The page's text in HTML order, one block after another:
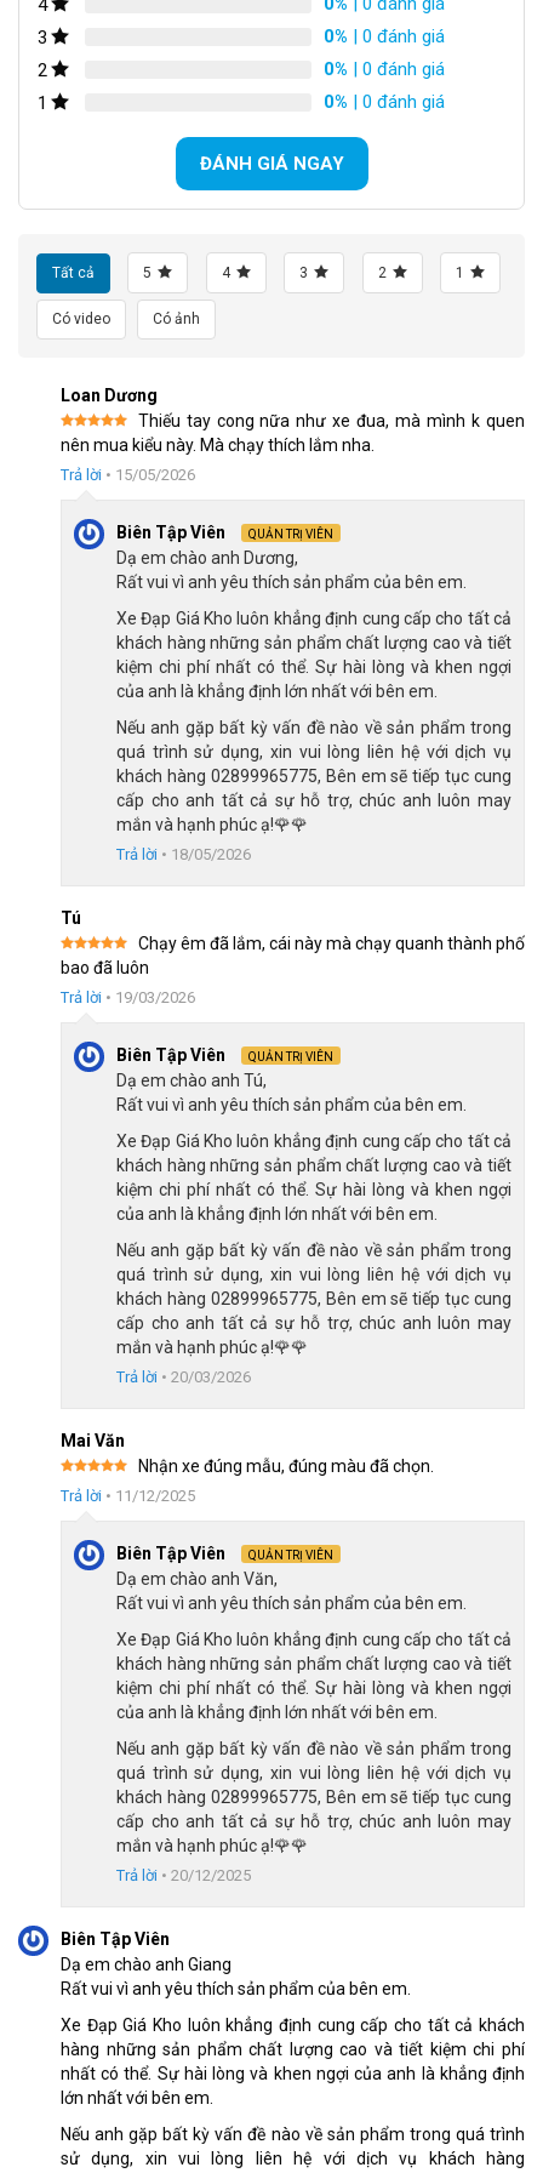
Xe sử dụng bánh 700C, kích thước tiêu chuẩn của dòng xe
touring, cho khả năng lăn tốt, giữ tốc độ ổn định và vượt đường
mang đến trải nghiệm đạp xe mượt mà, tiết kiệm sức và dễ
điều khiển kể cả người mới.
Lốp xe Compass 700x28c giữ tốc độ ổn định
Khung xe chịu lực tốt, bền bỉ theo thời gian
Xe đạp Touring Califa CT300 sử dụng loại khung hợp kim nhôm
có ưu điểm: nhẹ, cứng, chống gỉ sét và chịu lực tốt. Trên bề mặt
khung sườn còn được phủ lớp sơn tĩnh điện, giúp bảo vệ màu
xe khỏi bong tróc, trầy xước. Điều này tăng tuổi thọ của xe sau
thời gian sử dụng, duy trì hiệu suất ổn định trong nhiều năm,
nhất khi đạp xe đường dài hoặc sử dụng hằng ngày.
Xem thêm: Các mẫuxe đạp địa hình
vận hành ổn định
Bộ truyền động đa cấp độ, êm và chính xác
Califa CT300 trang bị bộ truyền động cao cấp L-Twoo
với 16 tốc độ, giúp người điều khiển dễ dàng chuyển số linh
hoạt, điều chỉnh tốc độ phù hợp với từng địa hình di chuyển. Sự
linh hoạt trong tốc độ, người đạp có thể leo dốc khỏe, đi phố nhẹ
nhàng hoặc tăng tốc khi cần thiết.
3
0% | 0 đánh giá
2
0% | 0 đánh giá
1
0% | 0 đánh giá
ĐÁNH GIÁ NGAY
Tất cả 5 4 3 2 1
Có video Có ảnh
Loan Dương
Được xếp
hạng 5 5
sao
Thiếu tay cong nữa như xe đua, mà mình k quen
nên mua kiểu này. Mà chạy thích lắm nha.
Trả lời • 15/05/2026
Biên Tập Viên QUẢN TRỊ VIÊN
Dạ em chào anh Dương,
Rất vui vì anh yêu thích sản phẩm của bên em.
Xe Đạp Giá Kho luôn khẳng định cung cấp cho tất cả
khách hàng những sản phẩm chất lượng cao và tiết
kiệm chi phí nhất có thể. Sự hài lòng và khen ngợi
của anh là khẳng định lớn nhất với bên em.
Nếu anh gặp bất kỳ vấn đề nào về sản phẩm trong
quá trình sử dụng, xin vui lòng liên hệ với dịch vụ
khách hàng 02899965775, Bên em sẽ tiếp tục cung
cấp cho anh tất cả sự hỗ trợ, chúc anh luôn may
mắn và hạnh phúc ạ!🌹🌹
Trả lời • 18/05/2026
Tú
Được xếp
hạng55
sao
Chạy êm đã lắm, cái này mà chạy quanh thành phố
bao đã luôn
Trả lời • 19/03/2026
Biên Tập Viên QUẢN TRỊ VIÊN
Dạ em chào anh Tú,
Rất vui vì anh yêu thích sản phẩm của bên em.
Xe Đạp Giá Kho luôn khẳng định cung cấp cho tất cả
khách hàng những sản phẩm chất lượng cao và tiết
kiệm chi phí nhất có thể. Sự hài lòng và khen ngợi
của anh là khẳng định lớn nhất với bên em.
Nếu anh gặp bất kỳ vấn đề nào về sản phẩm trong
quá trình sử dụng, xin vui lòng liên hệ với dịch vụ
khách hàng 02899965775, Bên em sẽ tiếp tục cung
cấp cho anh tất cả sự hỗ trợ, chúc anh luôn may
mắn và hạnh phúc ạ!🌹🌹
Trả lời • 20/03/2026
Mai Văn
hạng5 5
Nhận xe đúng mẫu, đúng màu đã chọn.
Trả lời • 11/12/2025
Biên Tập Viên QUẢN TRỊ VIÊN
Dạ em chào anh Văn,
Rất vui vì anh yêu thích sản phẩm của bên em.
Xe Đạp Giá Kho luôn khẳng định cung cấp cho tất cả
khách hàng những sản phẩm chất lượng cao và tiết
kiệm chi phí nhất có thể. Sự hài lòng và khen ngợi
của anh là khẳng định lớn nhất với bên em.
Nếu anh gặp bất kỳ vấn đề nào về sản phẩm trong
quá trình sử dụng, xin vui lòng liên hệ với dịch vụ
khách hàng 02899965775, Bên em sẽ tiếp tục cung
cấp cho anh tất cả sự hỗ trợ, chúc anh luôn may
mắn và hạnh phúc ạ!🌹🌹
Trả lời • 20/12/2025
Biên Tập Viên
Dạ em chào anh Giang
Rất vui vì anh yêu thích sản phẩm của bên em.
Xe Đạp Giá Kho luôn khẳng định cung cấp cho tất cả khách
hàng những sản phẩm chất lượng cao và tiết kiệm chi phí
nhất có thể. Sự hài lòng và khen ngợi của anh là khẳng định
lớn nhất với bên em.
Nếu anh gặp bất kỳ vấn đề nào về sản phẩm trong quá trình
sử dụng, xin vui lòng liên hệ với dịch vụ khách hàng